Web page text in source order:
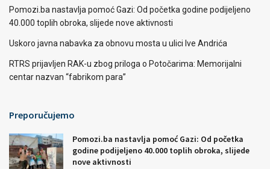
Pomozi.ba nastavlja pomoć Gazi: Od početka godine podijeljeno
40.000 toplih obroka, slijede nove aktivnosti
Uskoro javna nabavka za obnovu mosta u ulici Ive Andrića
RTRS prijavljen RAK-u zbog priloga o Potočarima: Memorijalni
centar nazvan “fabrikom para”
Preporučujemo
Pomozi.ba nastavlja pomoć Gazi: Od početka
godine podijeljeno 40.000 toplih obroka, slijede
nove aktivnosti